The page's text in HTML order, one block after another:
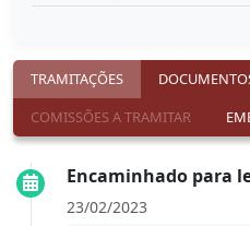
TRAMITAÇÕES
COMISSÕES A TRAMITAR
Encaminhado para
23/02/2023